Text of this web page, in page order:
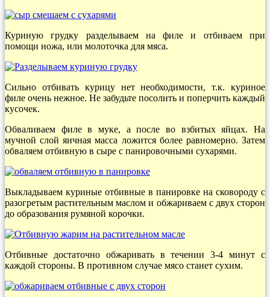
Куриную грудку разделываем на филе и отбиваем при
помощи ножа, или молоточка для мяса.
Сильно отбивать курицу нет необходимости, т.к. куриное
филе очень нежное. Не забудьте посолить и поперчить каждый
кусочек.
Обваливаем филе в муке, а после во взбитых яйцах. На
мучной слой яичная масса ложится более равномерно. Затем
обваляем отбивную в сыре с панировочными сухарями.
Выкладываем куриные отбивные в панировке на сковороду с
разогретым растительным маслом и обжариваем с двух сторон
до образования румяной корочки.
Отбивные достаточно обжаривать в течении 3-4 минут с
каждой стороны. В противном случае мясо станет сухим.